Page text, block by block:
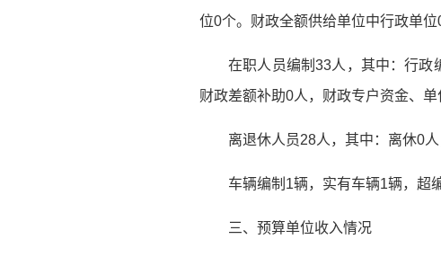
位0个。财政全额供给单位中行政单
在职人员编制33人，其中：行政
财政差额补助0人，财政专户资金、单
离退休人员28人，其中：离休0人
车辆编制1辆，实有车辆1辆，超
三、预算单位收入情况